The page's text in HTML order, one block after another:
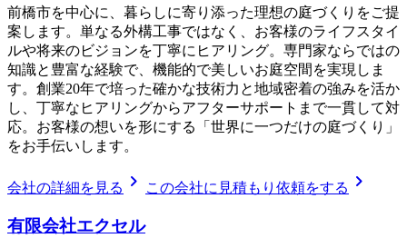
前橋市を中心に、暮らしに寄り添った理想の庭づくりをご提
案します。単なる外構工事ではなく、お客様のライフスタイ
ルや将来のビジョンを丁寧にヒアリング。専門家ならではの
知識と豊富な経験で、機能的で美しいお庭空間を実現しま
す。創業20年で培った確かな技術力と地域密着の強みを活か
し、丁寧なヒアリングからアフターサポートまで一貫して対
応。お客様の想いを形にする「世界に一つだけの庭づくり」
をお手伝いします。
会社の詳細を見る chevron_right この会社に見積もり依頼をする chevron_right
有限会社エクセル